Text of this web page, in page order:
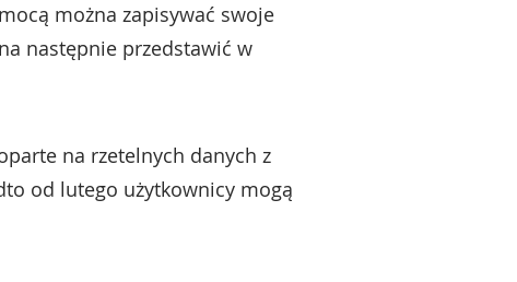
można zapisywać swoje
następnie przedstawić w
na rzetelnych danych z
od lutego użytkownicy mogą